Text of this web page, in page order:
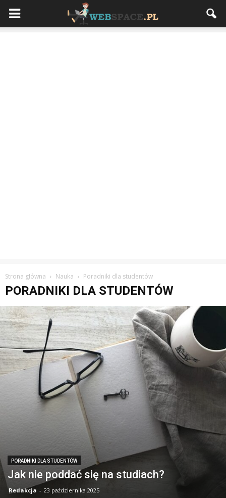
Strona główna Nauka Poradniki dla studentów
PORADNIKI DLA STUDENTÓW
PORADNIKI DLA STUDENTÓW
Jak nie poddać się na studiach?
Redakcja - 23 października 2025